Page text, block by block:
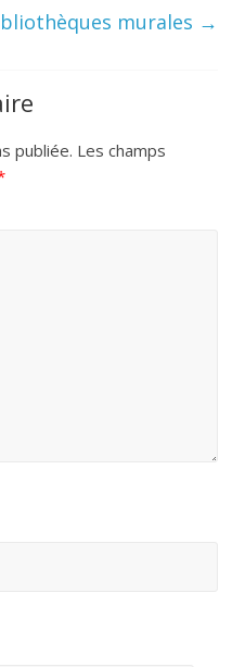
murales →
publiée. Les champs